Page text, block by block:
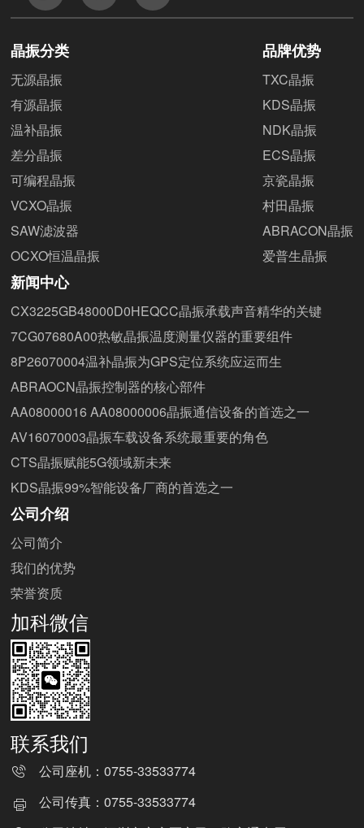
晶振分类
无源晶振
有源晶振
温补晶振
差分晶振
可编程晶振
VCXO晶振
SAW滤波器
OCXO恒温晶振
品牌优势
TXC晶振
KDS晶振
NDK晶振
ECS晶振
京瓷晶振
村田晶振
ABRACON晶振
爱普生晶振
新闻中心
CX3225GB48000D0HEQCC晶振承载声音精华的关键
7CG07680A00热敏晶振温度测量仪器的重要组件
8P26070004温补晶振为GPS定位系统应运而生
ABRAOCN晶振控制器的核心部件
AA08000016 AA08000006晶振通信设备的首选之一
AV16070003晶振车载设备系统最重要的角色
CTS晶振赋能5G领域新未来
KDS晶振99%智能设备厂商的首选之一
公司介绍
公司简介
我们的优势
荣誉资质
加科微信
联系我们
公司座机：0755-33533774
公司传真：0755-33533774